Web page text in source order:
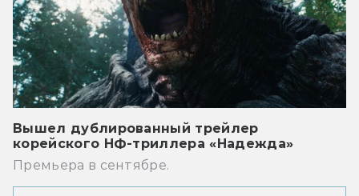
Вышел дублированный трейлер
корейского НФ-триллера «Надежда»
Премьера в сентябре.